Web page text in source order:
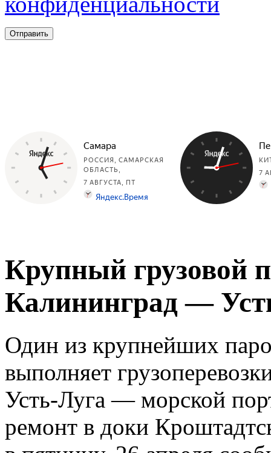
Крупный грузовой
Калининград —
Один из крупнейших
выполняет
Усть-Луга — морской
ремонт в доки